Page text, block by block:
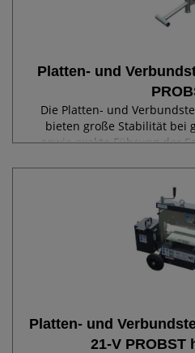
Platten- und
Die Platten- und
bieten große Stabilität bei
sowie exakte Führung der
Platten- und
21-V PROBST